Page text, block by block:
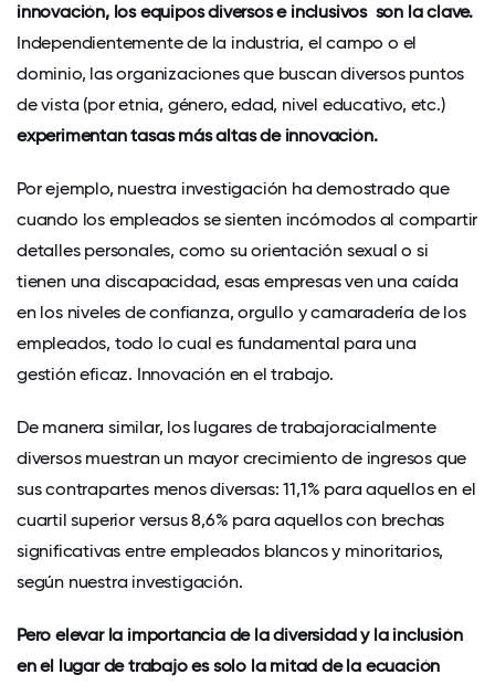
innovación, los equipos diversos e inclusivosson la clave.
Independientemente de la industria, el campo o el
dominio, las organizaciones que buscan diversos puntos
de vista (por etnia, género, edad, nivel educativo, etc.)
experimentan tasas más altas de innovación.
Por ejemplo, nuestra investigación ha demostrado que
cuando los empleados se sienten incómodos al compartir
detalles personales, como su orientación sexual o si
tienen una discapacidad, esas empresas ven una caída
en los niveles de confianza,orgullo y camaradería de los
empleados, todo lo cual es fundamental para una
gestión eficaz. Innovación en el trabajo.
De manera similar, los lugares de trabajoracialmente
diversos muestran un mayor crecimiento de ingresos que
sus contrapartes menos diversas: 11,1% para aquellos en el
cuartil superior versus 8,6% para aquellos con brechas
significativas entre empleados blancos y minoritarios,
según nuestra investigación.
Pero elevar la importancia de la diversidad y la inclusión
en el lugar de trabajo es solo la mitad de la ecuación